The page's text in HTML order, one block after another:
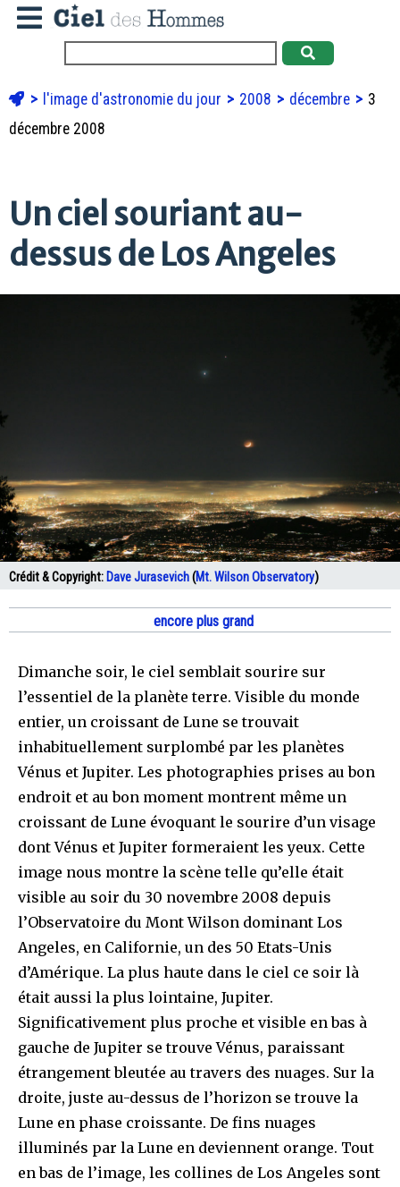
l'image d'astronomie du jour 2008 décembre
3
décembre 2008
Un ciel souriant au-
dessus de Los Angeles
Crédit & Copyright: Dave Jurasevich(Mt. Wilson Observatory)
encore plus grand
Dimanche soir, le ciel semblait sourire sur
l’essentiel de la planète terre. Visible du monde
entier, un croissant de Lune se trouvait
inhabituellement surplombé par les planètes
Vénus et Jupiter. Les photographies prises au bon
endroit et au bon moment montrent même un
croissant de Lune évoquant le sourire d’un visage
dont Vénus et Jupiter formeraient les yeux. Cette
image nous montre la scène telle qu’elle était
visible au soir du 30 novembre 2008 depuis
l’Observatoire du Mont Wilson dominant Los
Angeles, en Californie, un des 50 Etats-Unis
d’Amérique. La plus haute dans le ciel ce soir là
était aussi la plus lointaine, Jupiter.
Significativement plus proche et visible en bas à
gauche de Jupiter se trouve Vénus, paraissant
étrangement bleutée au travers des nuages. Sur la
droite, juste au-dessus de l’horizon se trouve la
Lune en phase croissante. De fins nuages
illuminés par la Lune en deviennent orange. Tout
en bas de l’image, les collines de Los Angeles sont